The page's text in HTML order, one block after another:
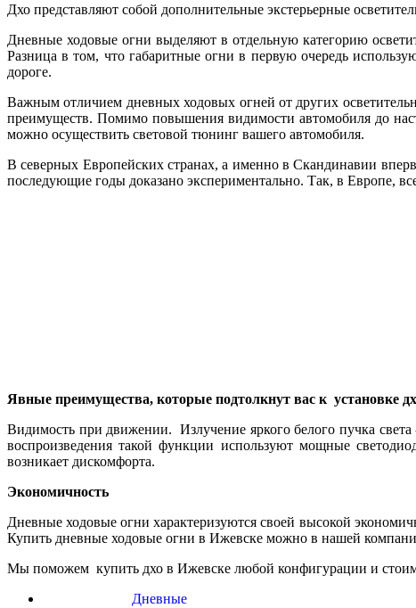
Дхо представляют собой дополнительные экстерьерные
Дневные ходовые огни выделяют в отдельную категорию
Разница в том, что габаритные огни в первую очередь
дороге.
Важным отличием дневных ходовых огней от других
преимуществ. Помимо повышения видимости автомобиля до
можно осуществить световой тюнинг вашего автомобиля.
В северных Европейских странах, а именно в Скандинавии
последующие годы доказано экспериментально. Так, в Европе,
Явные преимущества, которые подтолкнут вас к установке
Видимость при движении. Излучение яркого белого пучка
воспроизведения такой функции используют мощные
возникает дискомфорта.
Экономичность
Дневные ходовые огни характеризуются своей высокой
Купить дневные ходовые огни в Ижевске можно в нашей
Мы поможем купить дхо в Ижевске любой конфигурации и
Дневные